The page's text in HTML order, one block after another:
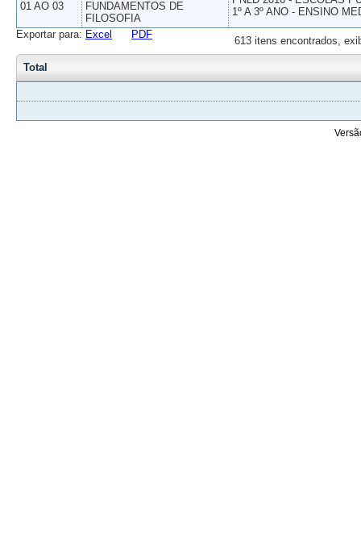
01 AO 03
FUNDAMENTOS DE
FILOSOFIA
1º A 3º ANO - ENSINO
613 itens encontrados,
Exportar para: Excel PDF
Total